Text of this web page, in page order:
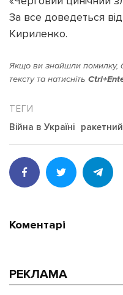
За все доведеться
Кириленко.
Якщо ви знайшли помилку,
тексту та натисніть
Війна в Україні
Коментарі
РЕКЛАМА